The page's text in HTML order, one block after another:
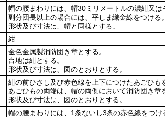
帽の腰まわりには、帽30ミリメートルの濃紺又は
副分団長以上の場合には、平しま織金線をつける。
形状及び寸法は、帽と同様とする。
紺
金色金属製消防団き章とする。
台地は紺とする。
形状及び寸法は、図のとおりとする。
紺の前ひさし及び赤色線を上下につけたあごひも
あごひもの両端は、帽の両側において消防団き章
形状及び寸法は、図のとおりとする。
帽の腰まわりには、1条ないし3条の赤色線をつけ